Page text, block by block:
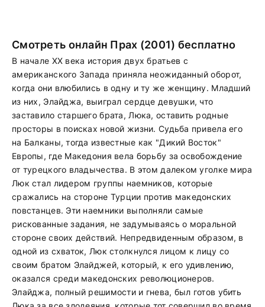
Смотреть онлайн Прах (2001) бесплатно
В начале XX века история двух братьев с
американского Запада приняла неожиданный оборот,
когда они влюбились в одну и ту же женщину. Младший
из них, Элайджа, выиграл сердце девушки, что
заставило старшего брата, Люка, оставить родные
просторы в поисках новой жизни. Судьба привела его
на Балканы, тогда известные как "Дикий Восток"
Европы, где Македония вела борьбу за освобождение
от турецкого владычества. В этом далеком уголке мира
Люк стал лидером группы наемников, которые
сражались на стороне Турции против македонских
повстанцев. Эти наемники выполняли самые
рискованные задания, не задумываясь о моральной
стороне своих действий. Непредвиденным образом, в
одной из схваток, Люк столкнулся лицом к лицу со
своим братом Элайджей, который, к его удивлению,
оказался среди македонских революционеров.
Элайджа, полный решимости и гнева, был готов убить